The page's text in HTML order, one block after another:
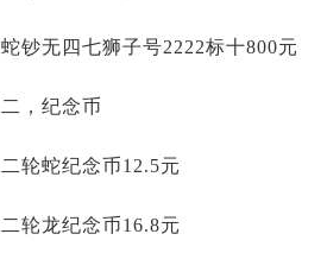
蛇钞无四七狮子号2222标十800元
二，纪念币
二轮蛇纪念币12.5元
二轮龙纪念币16.8元